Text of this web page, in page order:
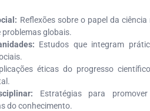
Reflexões sobre o papel da ciência
globais.
Estudos que integram
éticas do progresso
Estratégias para
do conhecimento.